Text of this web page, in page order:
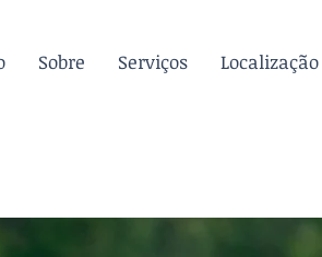
Sobre Serviços Localização